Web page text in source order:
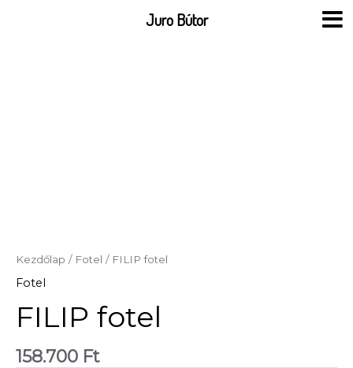
Kezdőlap / Fotel / FILIP fotel
Fotel
FILIP fotel
158.700 Ft
Juro Bútor